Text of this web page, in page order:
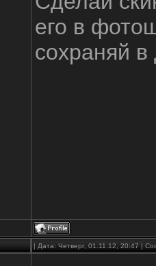
его в
сохраняй в
| Дата: Четверг, 01.11.12, 20:47 |